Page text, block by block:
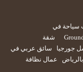
سياحة في
شقة
جورجيا
سائق عربي في
عمال نظافة